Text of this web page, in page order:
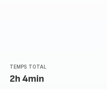
TEMPS TOTAL
2h 4min